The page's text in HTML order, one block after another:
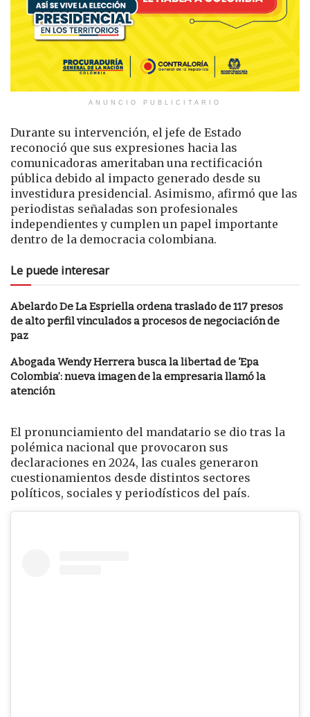
ANUNCIO PUBLICITARIO
Durante su intervención, el jefe de Estado
reconoció que sus expresiones hacia las
comunicadoras ameritaban una rectificación
pública debido al impacto generado desde su
investidura presidencial. Asimismo, afirmó que las
periodistas señaladas son profesionales
independientes y cumplen un papel importante
dentro de la democracia colombiana.
Le puede interesar
Abelardo De La Espriella ordena traslado de 117 presos
de alto perfil vinculados a procesos de negociación de
paz
Abogada Wendy Herrera busca la libertad de ‘Epa
Colombia’: nueva imagen de la empresaria llamó la
atención
El pronunciamiento del mandatario se dio tras la
polémica nacional que provocaron sus
declaraciones en 2024, las cuales generaron
cuestionamientos desde distintos sectores
políticos, sociales y periodísticos del país.